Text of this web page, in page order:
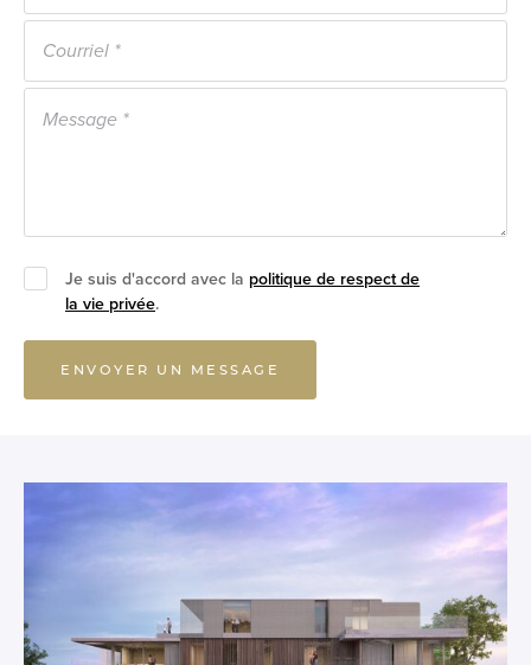
Je suis d'accord avec la politique de respect de
la vie privée.
ENVOYER UN MESSAGE